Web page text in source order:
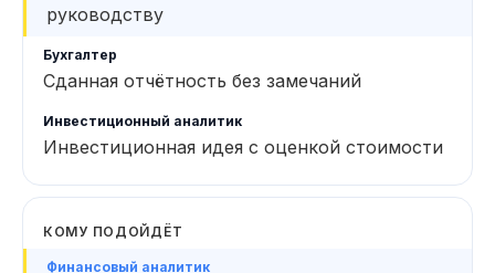
руководству
Сданная отчётность без замечаний
Инвестиционная идея с оценкой стоимости
КОМУ ПОДОЙДЁТ